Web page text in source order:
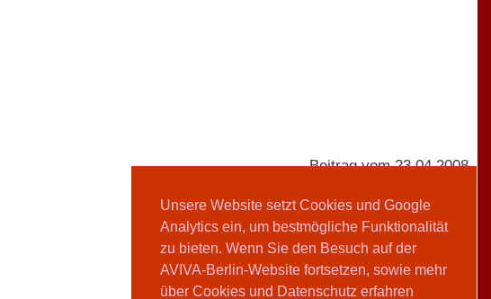
Unsere Website setzt Cookies und Google
Analytics ein, um bestmögliche Funktionalität
zu bieten. Wenn Sie den Besuch auf der
AVIVA-Berlin-Website fortsetzen, sowie mehr
über Cookies und Datenschutz erfahren
Beitrag vom 23.04.2008
AVIVA-Redaktion
Teilen